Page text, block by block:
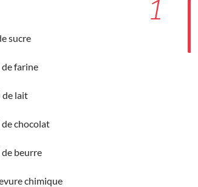
sucre
de farine
de lait
de chocolat
de beurre
chimique
1